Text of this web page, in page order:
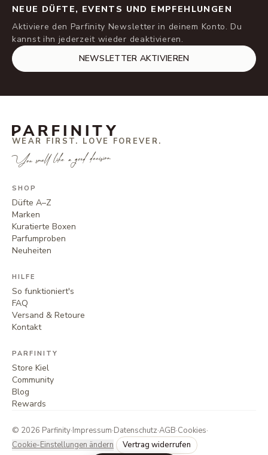
NEUE DÜFTE, EVENTS UND EMPFEHLUNGEN
Aktiviere den Parfinity Newsletter in deinem Konto. Du
kannst ihn jederzeit wieder deaktivieren.
NEWSLETTER AKTIVIEREN
WEAR FIRST. LOVE FOREVER.
You smell like a good decision.
SHOP
Düfte A–Z
Marken
Kuratierte Boxen
Parfumproben
Neuheiten
HILFE
So funktioniert's
FAQ
Versand & Retoure
Kontakt
PARFINITY
Store Kiel
Community
Blog
Rewards
© 2026 Parfinity·Impressum·Datenschutz·AGB·Cookies·
Cookie-Einstellungen ändern
Vertrag widerrufen